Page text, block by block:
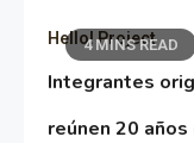
4 MINS READ
Hello! Project
Integrantes
reúnen 20